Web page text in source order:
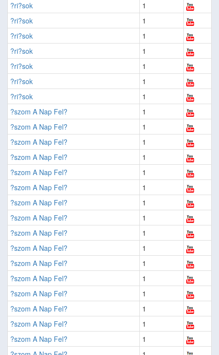
?ri?sok
1
?ri?sok
1
?ri?sok
1
?ri?sok
1
?ri?sok
1
?ri?sok
1
?ri?sok
1
?szom A Nap Fel?
1
?szom A Nap Fel?
1
?szom A Nap Fel?
1
?szom A Nap Fel?
1
?szom A Nap Fel?
1
?szom A Nap Fel?
1
?szom A Nap Fel?
1
?szom A Nap Fel?
1
?szom A Nap Fel?
1
?szom A Nap Fel?
1
?szom A Nap Fel?
1
?szom A Nap Fel?
1
?szom A Nap Fel?
1
?szom A Nap Fel?
1
?szom A Nap Fel?
1
?szom A Nap Fel?
1